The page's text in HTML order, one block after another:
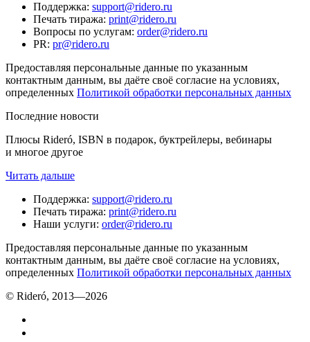
Поддержка: support@ridero.ru
Печать тиража: print@ridero.ru
Вопросы по услугам: order@ridero.ru
PR: pr@ridero.ru
Предоставляя персональные данные по указанным
контактным данным, вы даёте своё согласие на условиях,
определенных Политикой обработки персональных данных
Последние новости
Плюсы Rideró, ISBN в подарок, буктрейлеры, вебинары
и многое другое
Читать дальше
Поддержка: support@ridero.ru
Печать тиража: print@ridero.ru
Наши услуги: order@ridero.ru
Предоставляя персональные данные по указанным
контактным данным, вы даёте своё согласие на условиях,
определенных Политикой обработки персональных данных
© Rideró, 2013—2026